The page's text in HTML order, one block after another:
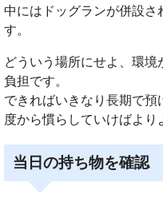
中にはドッグランが併設さ
す。
どういう場所にせよ、環
負担です。
できればいきなり長期で
度から慣らしていけばより
当日の持ち物を確認